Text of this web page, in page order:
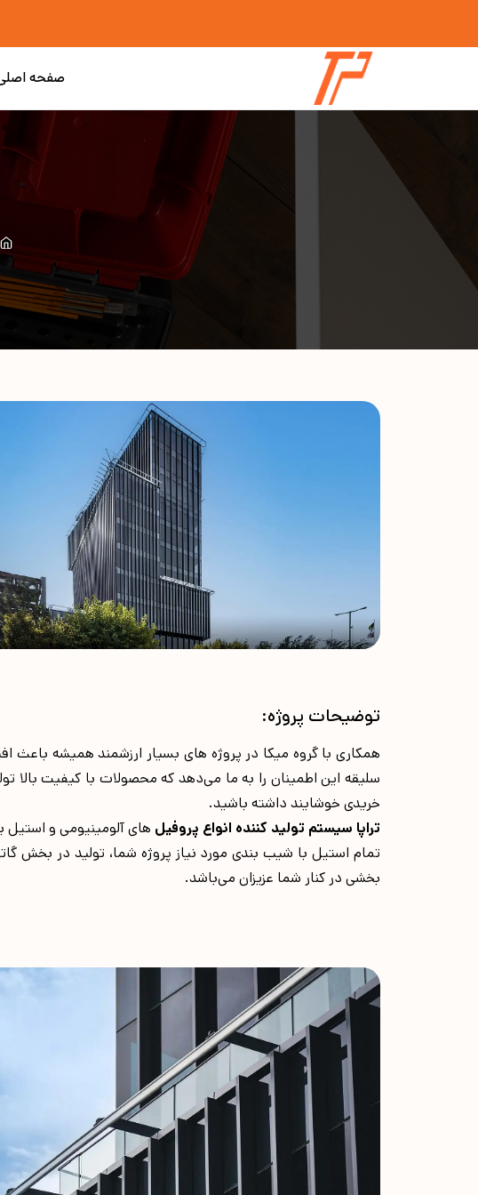
صفحه
توضیحات پروژه:
همکاری با گروه میکا در پروژه های بسیار ارزشمند همیشه باعث
سلیقه این اطمینان را به ما می‌دهد که محصولات با کیفیت بالا
خریدی خوشایند داشته باشید.
تراپا سیستم تولید کننده انواع پروفیل های آلومینیومی و استیل
تمام استیل با شیب بندی مورد نیاز پروژه شما، تولید در بخش
بخشی در کنار شما عزیزان می‌باشد.